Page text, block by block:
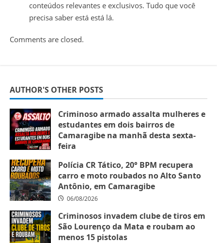
conteúdos relevantes e exclusivos. Tudo que você
precisa saber está está lá.
Comments are closed.
AUTHOR'S OTHER POSTS
Criminoso armado assalta mulheres e
estudantes em dois bairros de
Camaragibe na manhã desta sexta-
feira
Polícia CR Tático, 20° BPM recupera
carro e moto roubados no Alto Santo
Antônio, em Camaragibe
06/08/2026
Criminosos invadem clube de tiros em
São Lourenço da Mata e roubam ao
menos 15 pistolas